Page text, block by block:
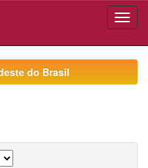
do Brasil